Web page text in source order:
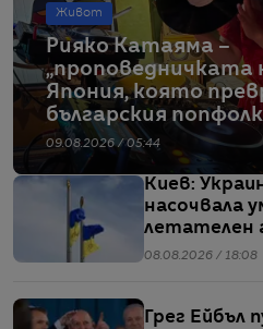
Живот
Рияко Катаяма –
„проповедничката
Япония, която
българския
екзотика
09.08.2026 / 05:44
Киев:
насочвала
летателен
08.08.2026 / 18:08
Грег Ейбъл